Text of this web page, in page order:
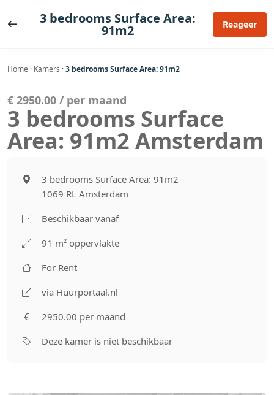
naar
3 bedrooms Surface Area:
91m2 Reageer
Home · Kamers ·3 bedrooms Surface Area: 91m2
€ 2950.00 / per maand
3 bedrooms Surface
Area: 91m2 Amsterdam
3 bedrooms Surface Area: 91m2
1069 RL Amsterdam
Beschikbaar vanaf
91 m² oppervlakte
For Rent
via Huurportaal.nl
2950.00 per maand
Deze kamer is niet beschikbaar